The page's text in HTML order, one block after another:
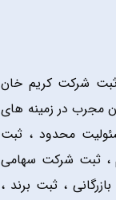
شرکت کریم خان
مجرب در زمینه های
محدود ، ثبت
، ثبت شرکت سهامی
، ثبت برند ،